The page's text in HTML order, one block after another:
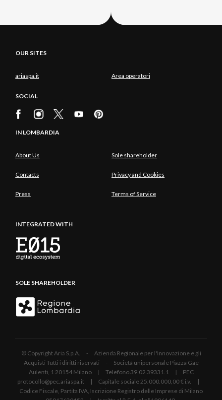
OUR SITES
ariaspa.it Area operatori
SOCIAL
IN LOMBARDIA
About Us Sole shareholder
Contacts Privacy and Cookies
Press Terms of Service
INTEGRATED WITH
SOLE SHAREHOLDER
© Copyright Aria S.p.A. - Azienda Regionale per l'Innovazione e gli
Acquisti Tutti i diritti riservati - Società unipersonale Piazza Gae
Aulenti, 1 20154 Milano | Telefono 39.02 39331.1 | PEC
protocollo@pec.ariaspa.it | Capitale sociale 25.000.000,00 € i.v. |
Codice Fiscale, Partita IVA, Iscrizione Registro delle Imprese di Milano